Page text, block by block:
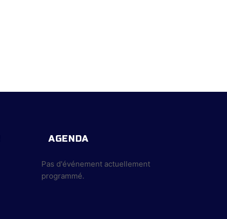
AGENDA
Pas d'événement actuellement
programmé.